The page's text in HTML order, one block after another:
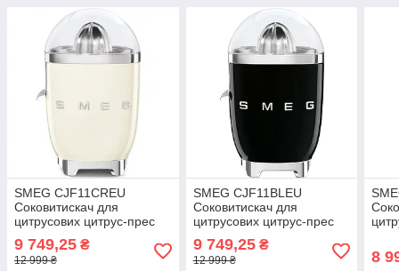
SMEG CJF11CREU
Соковитискач для
цитрусових цитрус-прес
9 749,25 ₴
12 999 ₴
SMEG CJF11BLEU
Соковитискач для
цитрусових цитрус-прес
9 749,25₴
12 999 ₴ 8